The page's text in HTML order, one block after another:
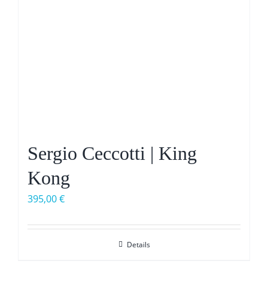
Sergio Ceccotti | King
Kong
395,00€
Details